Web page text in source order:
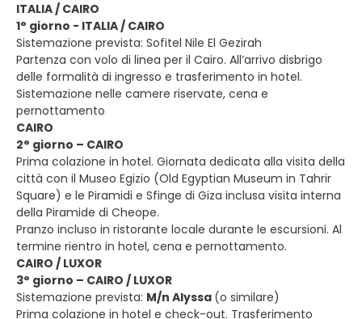
ITALIA / CAIRO
1° giorno - ITALIA / CAIRO
Sistemazione prevista: Sofitel Nile El Gezirah
Partenza con volo di linea per il Cairo. All’arrivo disbrigo
delle formalità di ingresso e trasferimento in hotel.
Sistemazione nelle camere riservate, cena e
pernottamento
CAIRO
2° giorno – CAIRO
Prima colazione in hotel. Giornata dedicata alla visita della
città con il Museo Egizio (Old Egyptian Museum in Tahrir
Square) e le Piramidi e Sfinge di Giza inclusa visita interna
della Piramide di Cheope.
Pranzo incluso in ristorante locale durante le escursioni. Al
termine rientro in hotel, cena e pernottamento.
CAIRO / LUXOR
3° giorno – CAIRO / LUXOR
Sistemazione prevista: M/n Alyssa (o similare)
Prima colazione in hotel e check-out. Trasferimento